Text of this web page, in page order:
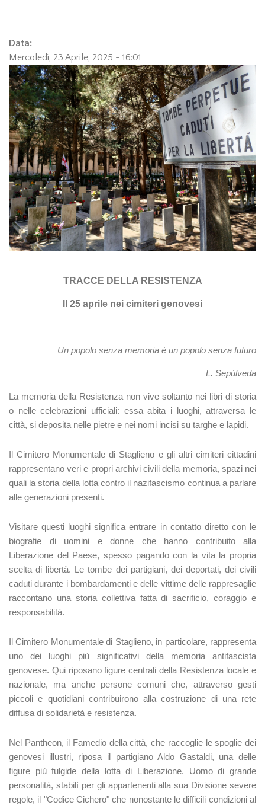
Data:
Mercoledì, 23 Aprile, 2025 - 16:01
TRACCE DELLA RESISTENZA
Il 25 aprile nei cimiteri genovesi
Un popolo senza memoria è un popolo senza futuro
L. Sepúlveda
La memoria della Resistenza non vive soltanto nei libri di storia
o nelle celebrazioni ufficiali: essa abita i luoghi, attraversa le
città, si deposita nelle pietre e nei nomi incisi su targhe e lapidi.
Il Cimitero Monumentale di Staglieno e gli altri cimiteri cittadini
rappresentano veri e propri archivi civili della memoria, spazi nei
quali la storia della lotta contro il nazifascismo continua a parlare
alle generazioni presenti.
Visitare questi luoghi significa entrare in contatto diretto con le
biografie di uomini e donne che hanno contribuito alla
Liberazione del Paese, spesso pagando con la vita la propria
scelta di libertà. Le tombe dei partigiani, dei deportati, dei civili
caduti durante i bombardamenti e delle vittime delle rappresaglie
raccontano una storia collettiva fatta di sacrificio, coraggio e
responsabilità.
Il Cimitero Monumentale di Staglieno, in particolare, rappresenta
uno dei luoghi più significativi della memoria antifascista
genovese. Qui riposano figure centrali della Resistenza locale e
nazionale, ma anche persone comuni che, attraverso gesti
piccoli e quotidiani contribuirono alla costruzione di una rete
diffusa di solidarietà e resistenza.
Nel Pantheon, il Famedio della città, che raccoglie le spoglie dei
genovesi illustri, riposa il partigiano Aldo Gastaldi, una delle
figure più fulgide della lotta di Liberazione. Uomo di grande
personalità, stabilì per gli appartenenti alla sua Divisione severe
regole, il "Codice Cichero" che nonostante le difficili condizioni al